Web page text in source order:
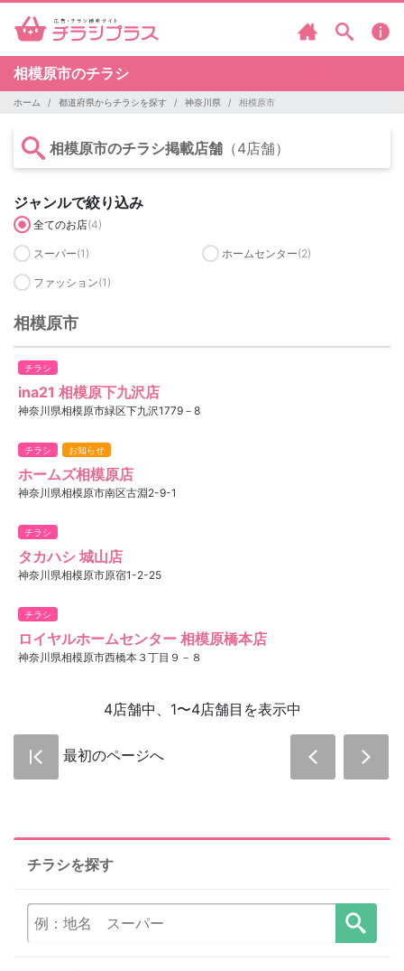
相模原市のチラシ
ホーム 都道府県からチラシを探す 神奈川県 相模原市
相模原市のチラシ掲載店舗 （4店舗）
ジャンルで絞り込み
全てのお店(4)
スーパー(1) ホームセンター(2)
ファッション(1)
相模原市
チラシ
ina21 相模原下九沢店
神奈川県相模原市緑区下九沢1779－8
チラシ お知らせ
ホームズ相模原店
神奈川県相模原市南区古淵2-9-1
チラシ
タカハシ 城山店
神奈川県相模原市原宿1-2-25
チラシ
ロイヤルホームセンター 相模原橋本店
神奈川県相模原市西橋本３丁目９－８
4店舗中、1〜4店舗目を表示中
最初のページへ
チラシを探す